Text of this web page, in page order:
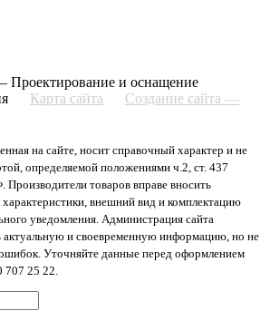
и оснащение
Карта сайта
Создание сайта —
на сайте, носит справочный характер и не
определяемой положениями ч.2, ст. 437
Производители товаров вправе вносить
характеристики, внешний вид и комплектацию
уведомления. Администрация сайта
актуальную и своевременную информацию, но не
Уточняйте данные перед оформлением
707 25 22.